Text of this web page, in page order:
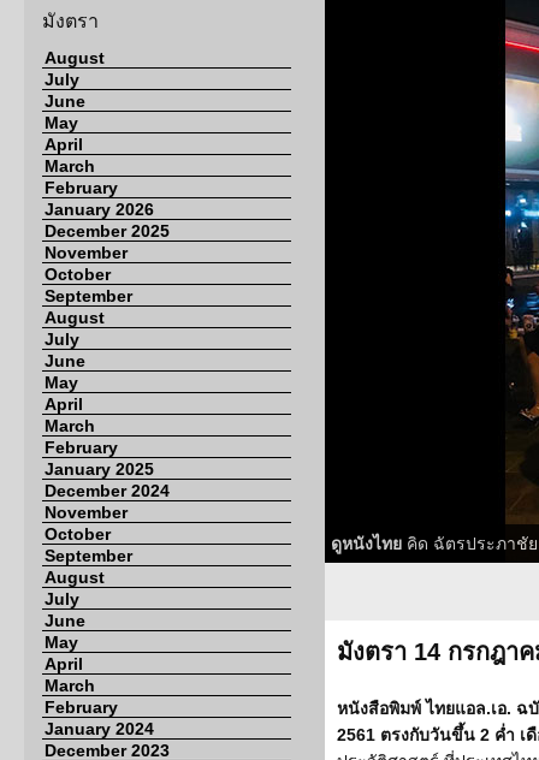
มังตรา
August
July
June
May
April
March
February
January 2026
December 2025
November
October
September
August
July
June
May
April
March
February
January 2025
December 2024
November
October
September
August
July
June
May
April
March
February
January 2024
December 2023
ดูหนังไทย คิด ฉัตรประภาชั
มังตรา 14 กรกฎา
หนังสือพิมพ์ ไทยแอล.เอ. ฉ
2561 ตรงกับวันขึ้น 2 ค่ำ เ